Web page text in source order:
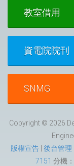
教室借用
資電院院刊
SNMG
Copyright © 2026
版權宣告 後台管理
7151 分機